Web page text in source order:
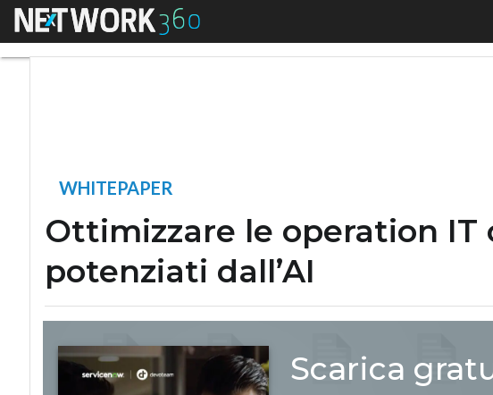
Menu Ottimizzare le operation IT
WHITEPAPER
Ottimizzare le operation
potenziati dall’AI
Scarica